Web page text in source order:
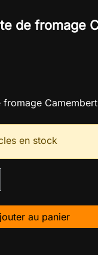
de fromage
fromage Camembert
en stock
au panier